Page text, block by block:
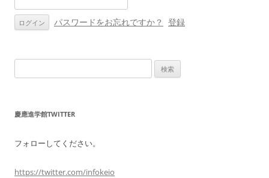
パスワードをお忘れですか？ 登録
索:
慶應進学館TWITTER
フォローしてください。
https://twitter.com/infokeio